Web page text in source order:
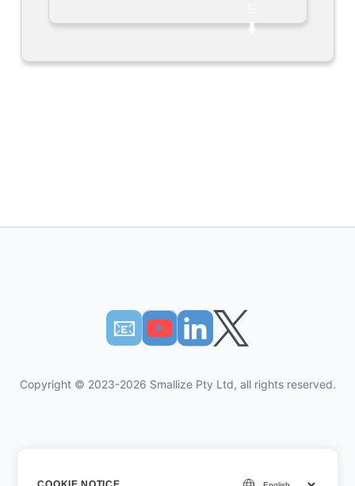
⬇︎
📧︎
Copyright © 2023-2026 Smallize Pty Ltd, all rights reserved.
개인 정보 정책